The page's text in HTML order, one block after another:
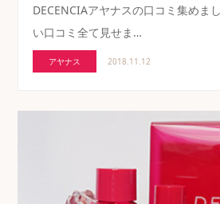
DECENCIAアヤナスの口コミ集めま
い口コミ全て見せま…
アヤナス 2018.11.12